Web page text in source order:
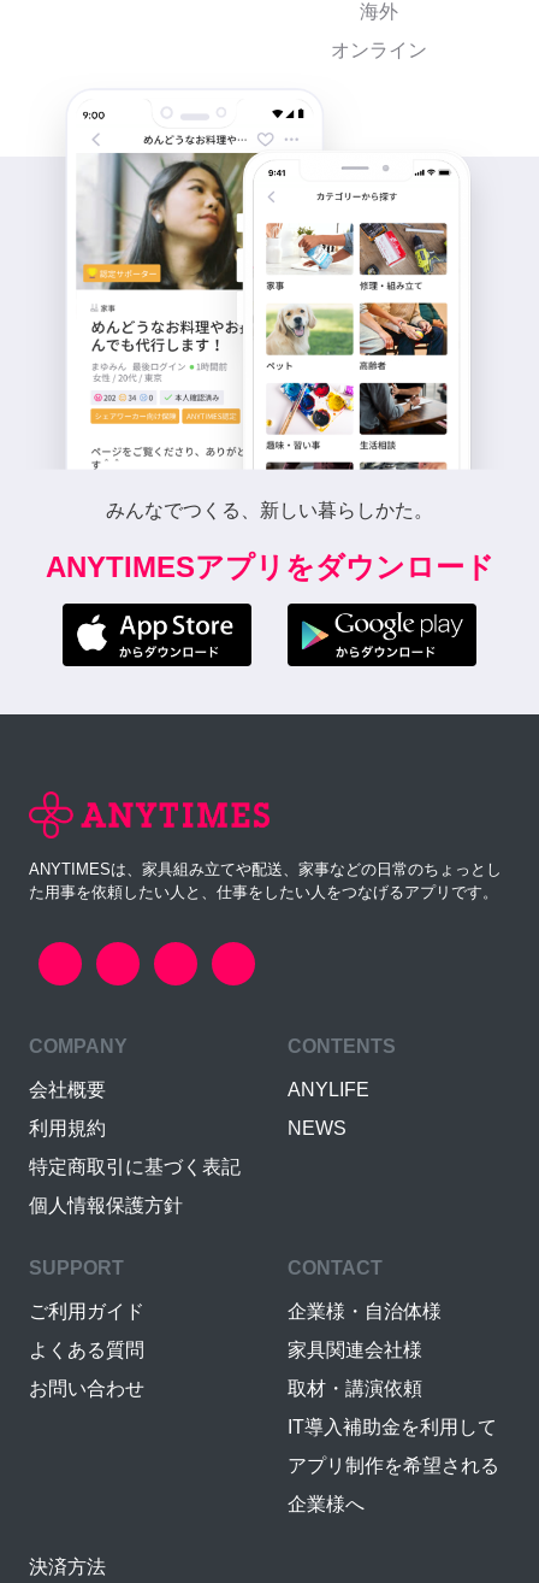
海外
オンライン
みんなでつくる、新しい暮らしかた。
ANYTIMESアプリをダウンロード
ANYTIMESは、家具組み立てや配送、家事などの日常のちょっとし
た用事を依頼したい人と、仕事をしたい人をつなげるアプリです。
COMPANY
会社概要
利用規約
特定商取引に基づく表記
個人情報保護方針
CONTENTS
ANYLIFE
NEWS
SUPPORT
ご利用ガイド
よくある質問
お問い合わせ
CONTACT
企業様・自治体様
家具関連会社様
取材・講演依頼
IT導入補助金を利用して
アプリ制作を希望される
企業様へ
決済方法